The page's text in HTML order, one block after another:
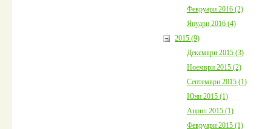
Февруари 2016 (2)
Януари 2016 (4)
2015 (9)
Декември 2015 (3)
Ноември 2015 (2)
Септември 2015 (1)
Юни 2015 (1)
Април 2015 (1)
Февруари 2015 (1)